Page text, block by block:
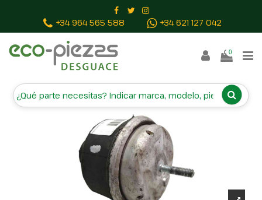
+34 964 565 588 +34 621 127 042
0
SOPORTE MOTOR DERECHO